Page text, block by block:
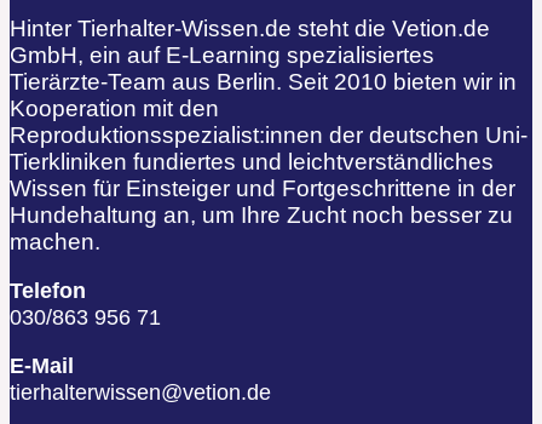
Hinter Tierhalter-Wissen.de steht die Vetion.de
GmbH, ein auf E-Learning spezialisiertes
Tierärzte-Team aus Berlin. Seit 2010 bieten wir in
Kooperation mit den
Reproduktionsspezialist:innen der deutschen Uni-
Tierkliniken fundiertes und leichtverständliches
Wissen für Einsteiger und Fortgeschrittene in der
Hundehaltung an, um Ihre Zucht noch besser zu
machen.
Telefon
030/863 956 71
E-Mail
tierhalterwissen@vetion.de